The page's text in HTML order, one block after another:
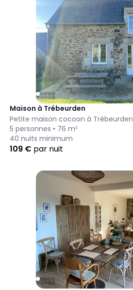
Maison à Trébeurden
Petite maison cocoon à Trébeurden
5 personnes • 76 m²
40 nuits minimum
109 € par nuit